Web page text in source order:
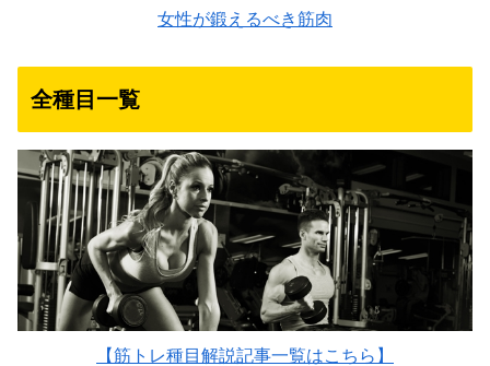
女性が鍛えるべき筋肉
全種目一覧
【筋トレ種目解説記事一覧はこちら】